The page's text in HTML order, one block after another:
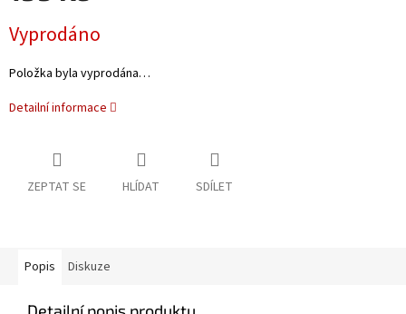
cena:
Vyprodáno
Položka byla vyprodána…
Detailní informace
ZEPTAT SE HLÍDAT SDÍLET
Popis Diskuze